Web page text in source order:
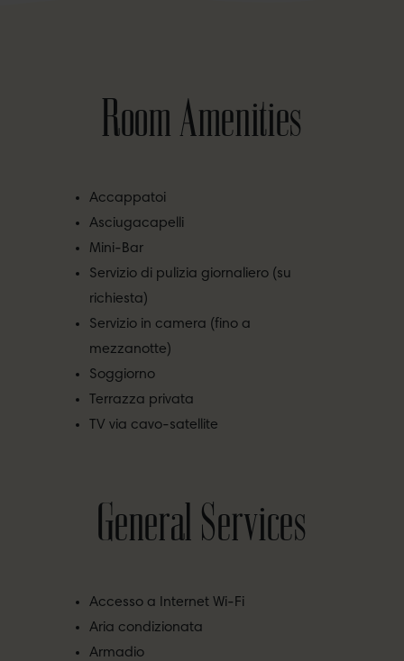
Room Amenities
Accappatoi
Asciugacapelli
Mini-Bar
Servizio di pulizia giornaliero (su
richiesta)
Servizio in camera (fino a
mezzanotte)
Soggiorno
Terrazza privata
TV via cavo-satellite
General Services
Accesso a Internet Wi-Fi
Aria condizionata
Armadio